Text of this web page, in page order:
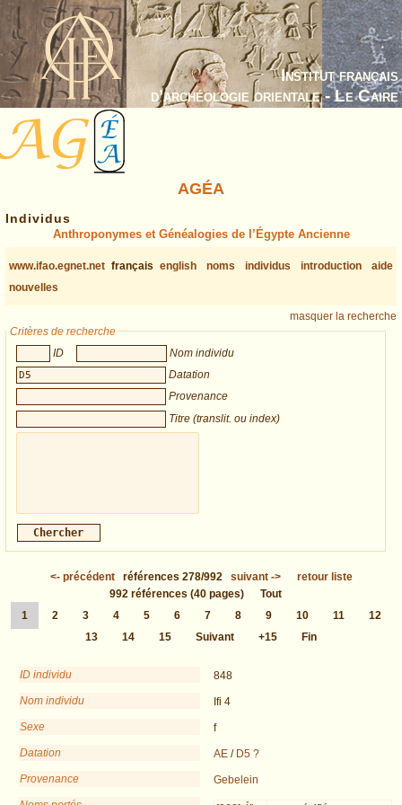
Institut français
d’archéologie orientale - Le Caire
AGÉA
Individus
Anthroponymes et Généalogies de l’Égypte Ancienne
www.ifao.egnet.net français english noms individus introduction
aide
nouvelles
masquer la recherche
Critères de recherche
ID
Nom individu
Datation
Provenance
Titre (translit. ou index)
<- précédent références 278/992 suivant->
retour liste
992 références (40 pages)
Tout
1
2 3 4 5 6 7 8 9 10 11
12
13
14 15 Suivant +15 Fin
ID individu
848
Nom individu
Ifi 4
Sexe
f
Datation
AE / D5 ?
Provenance
Gebelein